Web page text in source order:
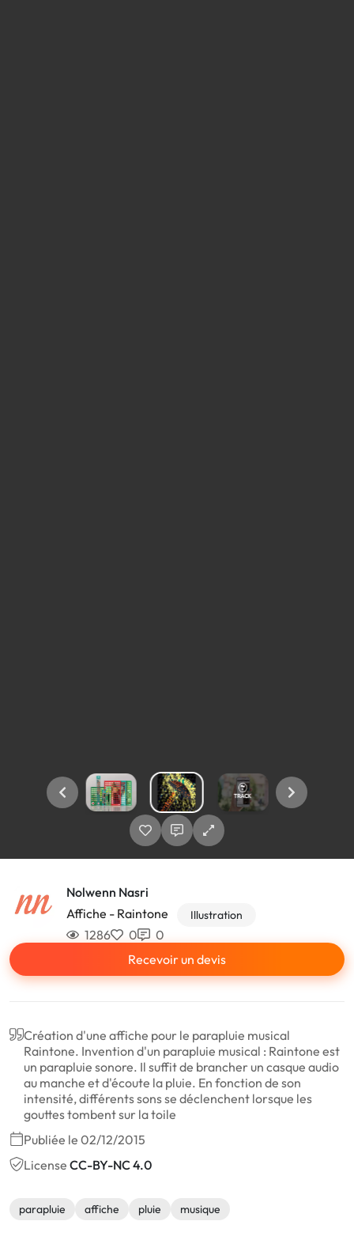
Nolwenn Nasri
Affiche - Raintone
Illustration
1286 0
0
Recevoir un devis
Création d'une affiche pour le parapluie musical
Raintone. Invention d'un parapluie musical : Raintone est
un parapluie sonore. Il suffit de brancher un casque audio
au manche et d'écoute la pluie. En fonction de son
intensité, différents sons se déclenchent lorsque les
gouttes tombent sur la toile
Publiée le 02/12/2015
License CC-BY-NC 4.0
parapluie affiche pluie musique